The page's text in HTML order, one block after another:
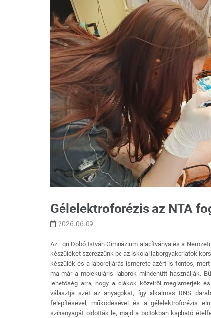
Gélelektroforézis az NTA
2026.06.09.
Az Egri Dobó István Gimnázium alapítványa és a
készüléket szerezzünk be az iskolai laborgyakorlatok
készülék és a laboreljárás ismerete azért is fontos,
ma már a molekuláris laborok mindenütt használják.
lehetőség arra, hogy a diákok közelről megismerjék
választja szét az anyagokat, így alkalmas DNS
felépítésével, működésével és a gélelektroforézis
színanyagát oldották le, majd a boltokban kapható